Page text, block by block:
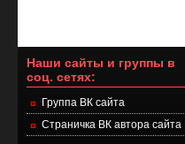
Наши сайты и группы в
соц. сетях:
Группа ВК сайта
Страничка ВК автора сайта